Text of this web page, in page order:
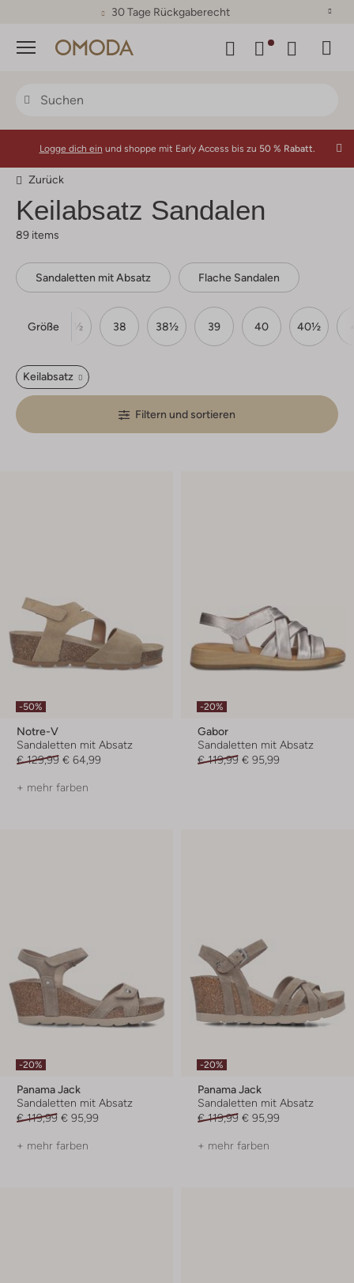
30 Tage Rückgaberecht
Menü
Logge dich ein und shoppe mit Early Access bis zu 50 % Rabatt.
Zurück
Keilabsatz Sandalen
89 items
Sandaletten mit Absatz Flache Sandalen
Größe
37 37½ 38 38½ 39 40 40½
Keilabsatz
Filtern und sortieren
-50%
Notre-V
Sandaletten mit Absatz
€ 129,99 € 64,99
+ mehr farben
-20%
Gabor
Sandaletten mit Absatz
€ 119,99 € 95,99
-20%
Panama Jack
Sandaletten mit Absatz
€ 119,99 € 95,99
+ mehr farben
-20%
Panama Jack
Sandaletten mit Absatz
€ 119,99 € 95,99
+ mehr farben